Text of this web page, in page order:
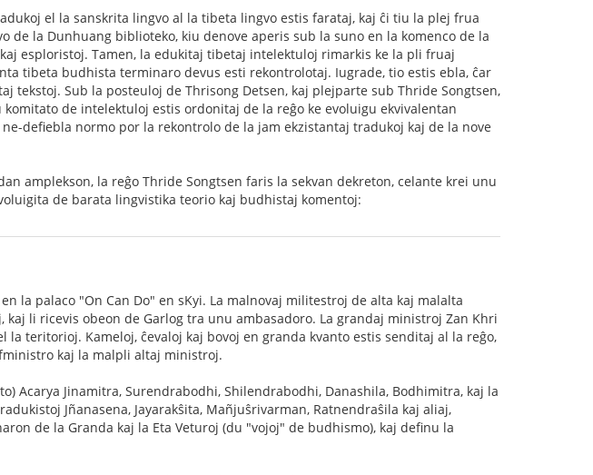
el la sanskrita lingvo al la tibeta lingvo estis farataj, kaj ĉi tiu la plej frua
de la Dunhuang biblioteko, kiu denove aperis sub la suno en la komenco de la
esploristoj. Tamen, la edukitaj tibetaj intelektuloj rimarkis ke la pli fruaj
tibeta budhista terminaro devus esti rekontrolotaj. Iugrade, tio estis ebla, ĉar
tekstoj. Sub la posteuloj de Thrisong Detsen, kaj plejparte sub Thride Songtsen,
de intelektuloj estis ordonitaj de la reĝo ke evoluigu ekvivalentan
defiebla normo por la rekontrolo de la jam ekzistantaj tradukoj kaj de la nove
amplekson, la reĝo Thride Songtsen faris la sekvan dekreton, celante krei unu
de barata lingvistika teorio kaj budhistaj komentoj:
la palaco "On Can Do" en sKyi. La malnovaj militestroj de alta kaj malalta
li ricevis obeon de Garlog tra unu ambasadoro. La grandaj ministroj Zan Khri
teritorioj. Kameloj, ĉevaloj kaj bovoj en granda kvanto estis senditaj al la reĝo,
kaj la malpli altaj ministroj.
Acarya Jinamitra, Surendrabodhi, Shilendrabodhi, Danashila, Bodhimitra, kaj la
Jñanasena, Jayarakŝita, Mañjuŝrivarman, Ratnendraŝila kaj aliaj,
de la Granda kaj la Eta Veturoj (du "vojoj" de budhismo), kaj definu la